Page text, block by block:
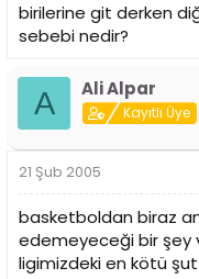
birilerine git derken
sebebi nedir?
A Ali Alpar
Kayıtlı Üye
21 Şub 2005
basketboldan biraz
edemeyeceği bir şey
ligimizdeki en kötü